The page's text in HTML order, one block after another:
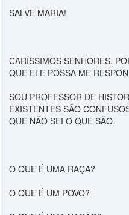
SALVE MARIA!
CARÍSSIMOS SENHORES,
QUE ELE POSSA ME
SOU PROFESSOR DE
EXISTENTES SÃO
QUE NÃO SEI O QUE SÃO.
O QUE É UMA RAÇA?
O QUE É UM POVO?